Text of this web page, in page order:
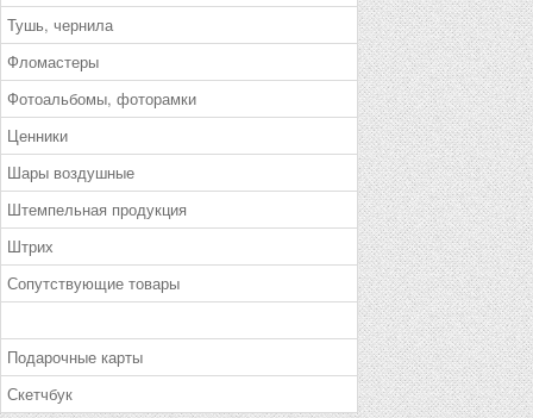
Тушь, чернила
Фломастеры
Фотоальбомы, фоторамки
Ценники
Шары воздушные
Штемпельная продукция
Штрих
Сопутствующие товары
Подарочные карты
Скетчбук